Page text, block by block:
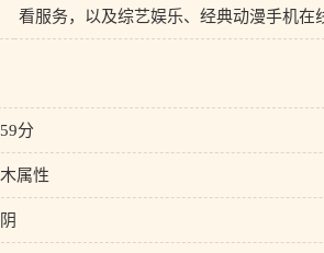
看服务，以及综艺娱乐、经典动漫手机
59分
木属性
阴